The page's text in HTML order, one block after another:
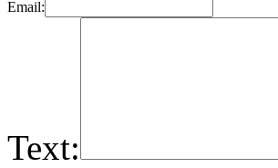
Email:
Text: